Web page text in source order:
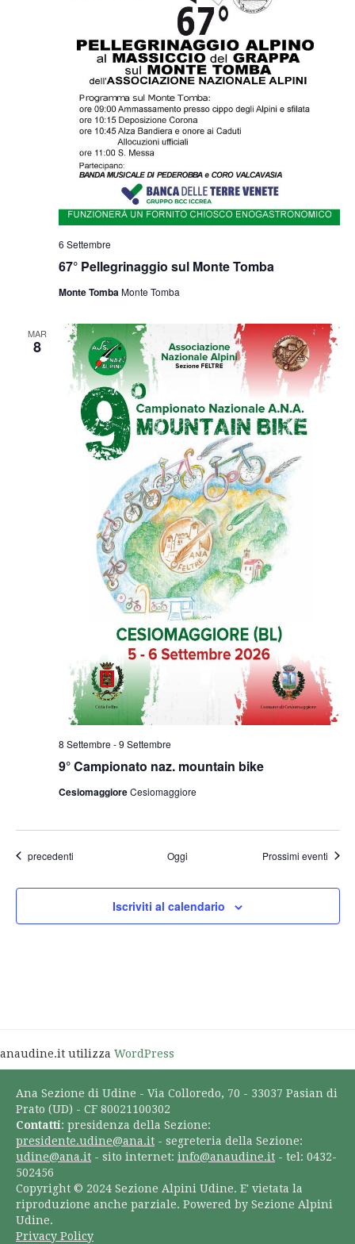
67° Pellegrinaggio sul Monte Tomba
6 Settembre
Monte TombaMonte Tomba
MAR
8
9° Campionato naz. mountain bike
8 Settembre -9 Settembre
CesiomaggioreCesiomaggiore
Eventi
precedenti Oggi Prossimi eventi
Iscriviti al calendario
anaudine.it utilizza WordPress
Ana Sezione di Udine - Via Colloredo, 70 - 33037 Pasian di
Prato (UD) - CF 80021100302
Contatti: presidenza della Sezione:
presidente.udine@ana.it - segreteria della Sezione:
udine@ana.it - sito internet: info@anaudine.it - tel: 0432-
502456
Copyright © 2024 Sezione Alpini Udine. E' vietata la
riproduzione anche parziale. Powered by Sezione Alpini
Udine.
Privacy Policy